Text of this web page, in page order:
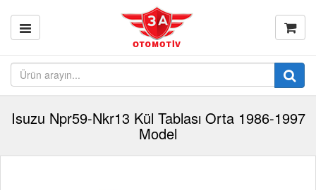
Isuzu Npr59-Nkr13 Kül Tablası Orta 1986-1997
Model